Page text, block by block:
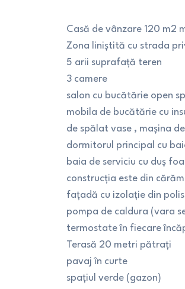
Casă de vânzare 120 m2
Zona liniștită cu strada
5 arii suprafață teren
3 camere
salon cu bucătărie open
mobila de bucătărie cu
de spălat vase , mașina
dormitorul principal cu
baia de serviciu cu duș
construcția este din
fațadă cu izolație din
pompa de caldura (vara
termostate în fiecare
Terasă 20 metri pătrați
pavaj în curte
spațiul verde (gazon)